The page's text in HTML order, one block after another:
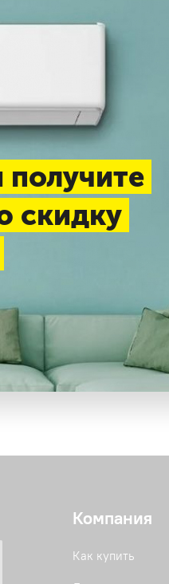
Компания
Как купить
получите
скидку